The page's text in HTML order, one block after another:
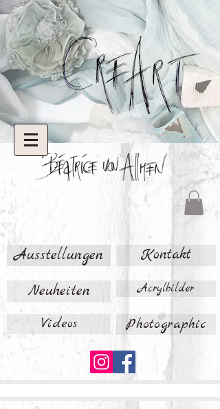
Ausstellungen Kontakt
Neuheiten Acrylbilder
Videos Photographic